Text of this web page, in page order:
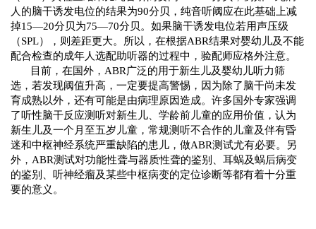
人的脑干诱发电位的结果为90分贝，纯音听阈应在此基础上减
掉15—20分贝为75—70分贝。如果脑干诱发电位若用声压级
（SPL），则差距更大。所以，在根据ABR结果对婴幼儿及不能
配合检查的成年人选配助听器的过程中，验配师应格外注意。
目前，在国外，ABR广泛的用于新生儿及婴幼儿听力筛
选，若发现阈值升高，一定要提高警惕，因为除了脑干尚未发
育成熟以外，还有可能是由病理原因造成。许多国外专家强调
了听性脑干反应测听对新生儿、学龄前儿童的应用价值，认为
新生儿及一个月至五岁儿童，常规测听不合作的儿童及伴有昏
迷和中枢神经系统严重缺陷的患儿，做ABR测试尤有必要。另
外，ABR测试对功能性聋与器质性聋的鉴别、耳蜗及蜗后病变
的鉴别、听神经瘤及某些中枢病变的定位诊断等都有着十分重
要的意义。